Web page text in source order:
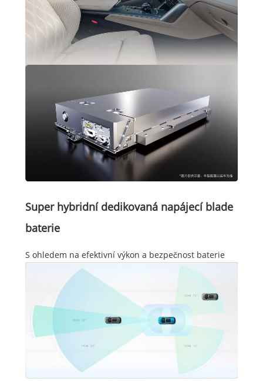
Super hybridní dedikovaná napájecí blade
baterie
S ohledem na efektivní výkon a bezpečnost baterie